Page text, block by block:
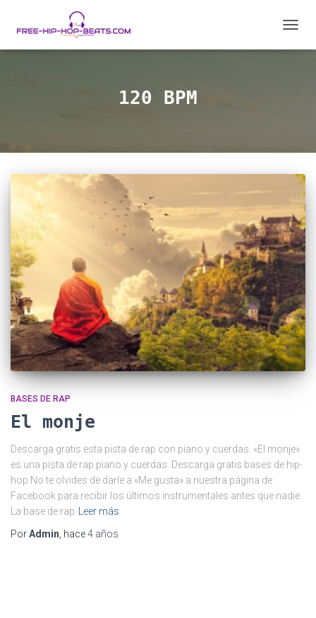
MODO
120 BPM
BASES DE RAP
El monje
Descarga gratis esta pista de rap con piano y cuerdas. «El monje»
es una pista de rap piano y cuerdas. Descarga gratis bases de hip-
hop No te olvides de darle a «Me gusta» a nuestra página de
Facebook para recibir los últimos instrumentales antes que nadie.
La base de rap
Leer más
PorAdmin , hace4 años